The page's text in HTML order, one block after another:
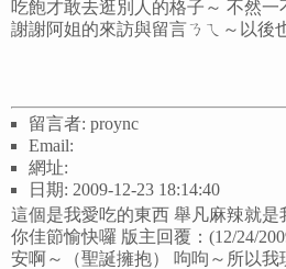
吃飽才敢去逛別人的格子～ 不然
謝謝阿姐的來訪與留言ㄋㄟ～以後
留言者: proync
Email:
網址:
日期: 2009-12-23 18:14:40
這個是我愛吃的東西 舉凡麻辣就
你佳節愉快囉 版主回覆：(12/24/
安啊～（聖誕擁抱） 呴呴～所以